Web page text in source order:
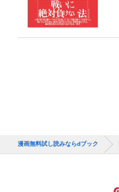
漫画無料試し読みならdブック